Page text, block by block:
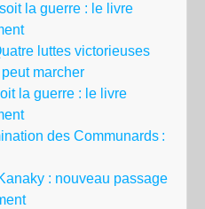
la guerre : le livre
luttes victorieuses
marcher
la guerre : le livre
des Communards :
: nouveau passage